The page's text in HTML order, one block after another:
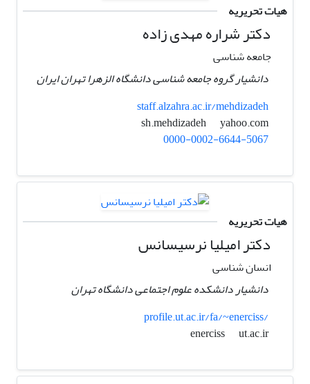
هیات تحریریه
دکتر شراره مهدی زاده
جامعه شناسی
دانشیار گروه جامعه شناسی دانشگاه الزهرا تهران ایران
staff.alzahra.ac.ir/mehdizadeh
yahoo.com
0000-0002-6644-5067
هیات تحریریه
دکتر امیلیا نرسیسانس
انسان شناسی
دانشیار دانشکده علوم اجتماعی دانشگاه تهران
profile.ut.ac.ir/fa/~enerciss/
enerciss
ut.ac.ir